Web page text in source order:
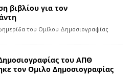
βιβλίου για τον
του Ομίλου Δημοσιογραφίας
του ΑΠΘ
τον Ομιλο Δημοσιογραφίας